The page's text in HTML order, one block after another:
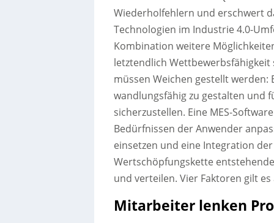
Wiederholfehlern und erschwert
Technologien im Industrie 4.0-
Kombination weitere
letztendlich
müssen Weichen gestellt
wandlungsfähig zu gestalten und
sicherzustellen. Eine MES-
Bedürfnissen der Anwender
einsetzen und eine Integration
Wertschöpfungskette
und verteilen. Vier Faktoren gilt
Mitarbeiter lenken